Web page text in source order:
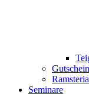
Seminare